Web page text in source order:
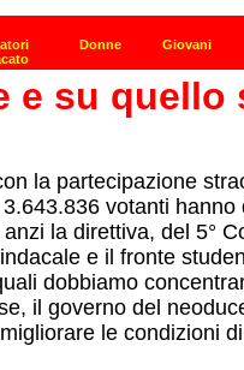
e su quello
la partecipazione
votanti
la direttiva, del 5°
e il fronte
dobbiamo
il governo del
le condizioni